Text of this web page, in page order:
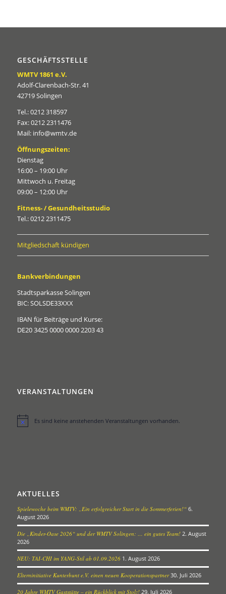
GESCHÄFTSSTELLE
WMTV 1861 e.V.
Adolf-Clarenbach-Str. 41
42719 Solingen
Tel.: 0212 318597
Fax: 0212 2311476
Mail: info@wmtv.de
Öffnungszeiten:
Dienstag
16:00 – 19:00 Uhr
Mittwoch u. Freitag
09:00 – 12:00 Uhr
Fitness- / Gesundheitsstudio
Tel.: 0212 2311475
Mitgliedschaft kündigen
Bankverbindungen
Stadtsparkasse Solingen
BIC: SOLSDE33XXX
IBAN für Beiträge und Kurse:
DE20 3425 0000 0000 2203 43
VERANSTALTUNGEN
HinweisEs sind keine anstehenden Veranstaltungen vorhanden.
AKTUELLES
Spielewoche beim WMTV: „Ein erfolgreicher Start in die Sommerferien!“ 6.
August 2026
Die „Kinder-Oase 2026“ und der WMTV Solingen: … ein gutes Team! 2. August
2026
NEU: TAI-CHI im YANG-Stil ab 01.09.2026 1. August 2026
Elterninitiative Kunterbunt e.V. einen neuen Kooperationspartner 30. Juli 2026
20 Jahre WMTV Gaststätte – ein Rückblick mit Stolz! 29. Juli 2026